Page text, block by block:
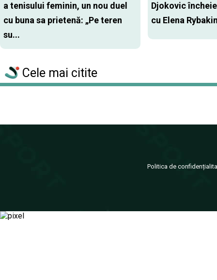
a tenisului feminin, un nou duel
cu buna sa prietenă: „Pe teren
su...
Djokovic
cu Elena
Cele mai citite
Politica de